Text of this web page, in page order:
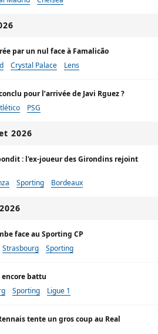
par un nul face à Famalicão
Crystal Palace Lens
pour l’arrivée de Javi Rguez ?
PSG
2026
: l'ex-joueur des Girondins rejoint
Sporting Bordeaux
face au Sporting CP
Strasbourg Sporting
battu
Sporting Ligue 1
tente un gros coup au Real